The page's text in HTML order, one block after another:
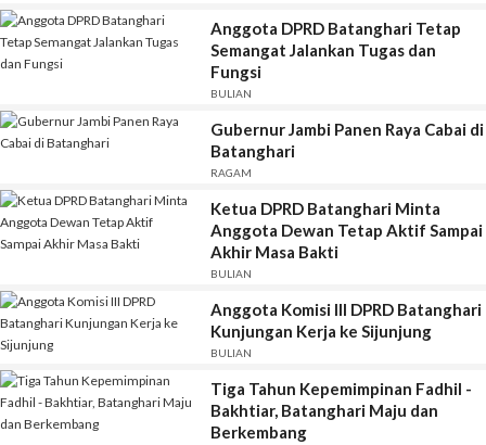
Anggota DPRD Batanghari Tetap
Semangat Jalankan Tugas dan
Fungsi
BULIAN
Gubernur Jambi Panen Raya Cabai di
Batanghari
RAGAM
Ketua DPRD Batanghari Minta
Anggota Dewan Tetap Aktif Sampai
Akhir Masa Bakti
BULIAN
Anggota Komisi III DPRD Batanghari
Kunjungan Kerja ke Sijunjung
BULIAN
Tiga Tahun Kepemimpinan Fadhil -
Bakhtiar, Batanghari Maju dan
Berkembang